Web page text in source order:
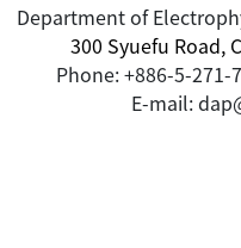
Department of
300 Syuefu Road,
Phone: +886-5-271-
E-mail: